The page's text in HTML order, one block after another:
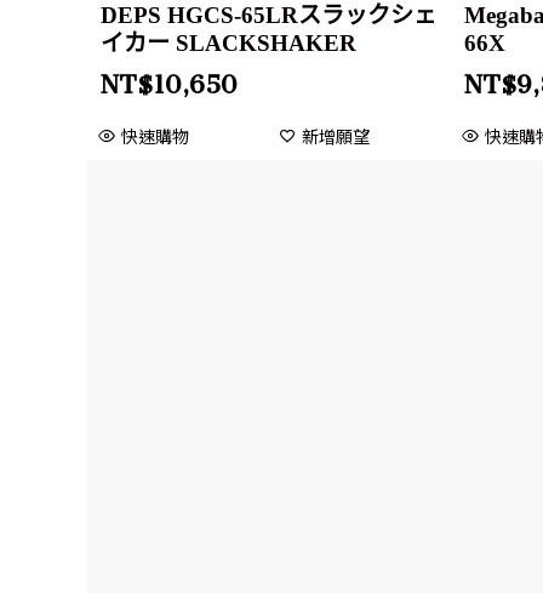
DEPS HGCS-65LRスラックシェ
イカー SLACKSHAKER
NT$10,650
快速購物 新增願望
66X
NT$
快速購